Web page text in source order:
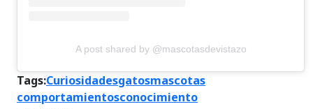
A post shared by @mascotasdevistazo
Tags:Curiosidadesgatosmascotas
comportamientosconocimiento